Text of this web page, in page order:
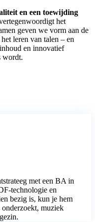
en een toewijding
het
geven we vorm aan de
leren van talen – en
en innovatief
wordt.
met een BA in
technologie en
bezig is, kun je hem
muziek